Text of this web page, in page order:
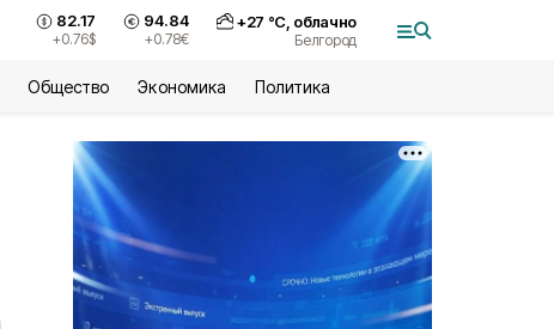
82.17
+0.76$
94.84
+0.78€
+27 °С, облачно
Белгород
Общество Экономика Политика